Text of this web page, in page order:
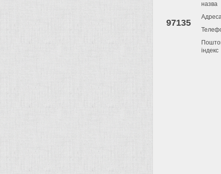
97135
назва
індекс